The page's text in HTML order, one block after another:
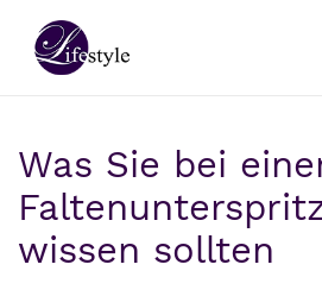
Was Sie bei
wissen sollten